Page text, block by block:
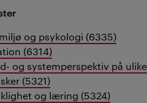
og psykologi (6335)
(6314)
og systemperspektiv på ulike
(5321)
og læring (5324)